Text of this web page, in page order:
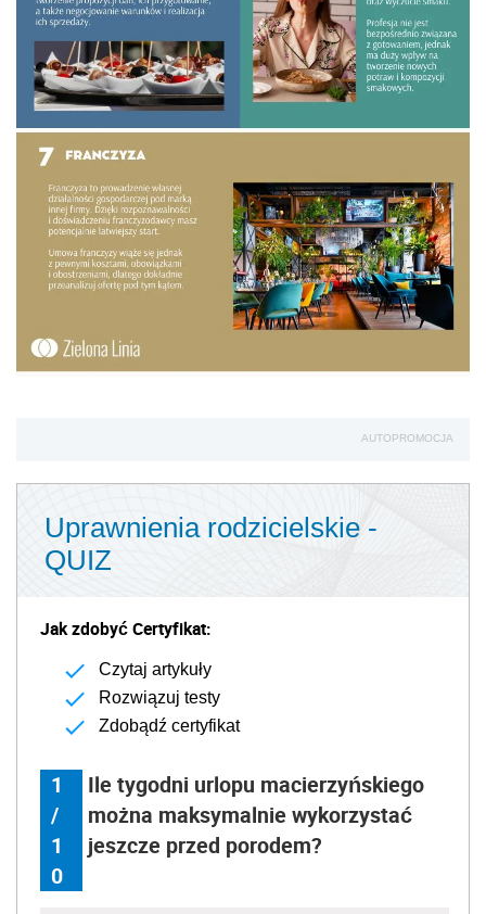
AUTOPROMOCJA
Uprawnienia rodzicielskie -
QUIZ
Jak zdobyć Certyfikat:
Czytaj artykuły
Rozwiązuj testy
Zdobądź certyfikat
1
/
1
0
Ile tygodni urlopu macierzyńskiego
można maksymalnie wykorzystać
jeszcze przed porodem?